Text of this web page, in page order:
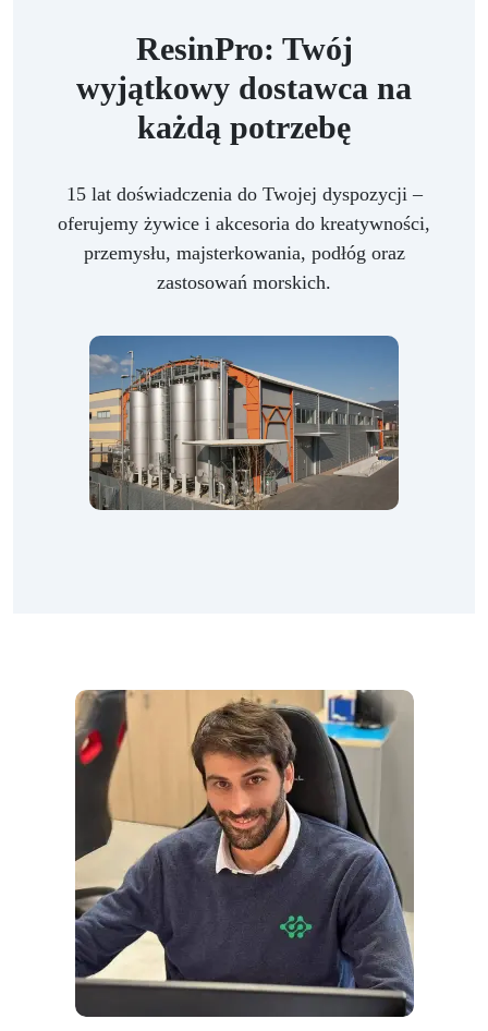
ResinPro: Twój
wyjątkowy dostawca na
każdą potrzebę
15 lat doświadczenia do Twojej dyspozycji –
oferujemy żywice i akcesoria do kreatywności,
przemysłu, majsterkowania, podłóg oraz
zastosowań morskich.